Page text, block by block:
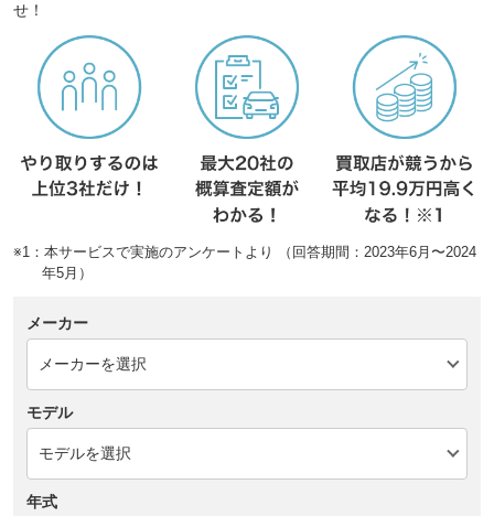
せ！
※1：本サービスで実施のアンケートより （回答期間：2023年6月〜2024
年5月）
メーカー
モデル
年式